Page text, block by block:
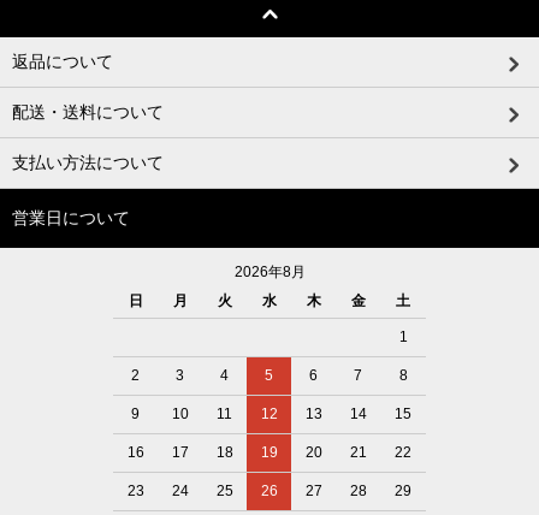
返品について
配送・送料について
支払い方法について
営業日について
2026年8月
日
月 火 水 木 金 土
1
2 3 4 5 6 7 8
9 10 11 12 13 14 15
16 17 18 19 20 21 22
23 24 25 26 27 28 29